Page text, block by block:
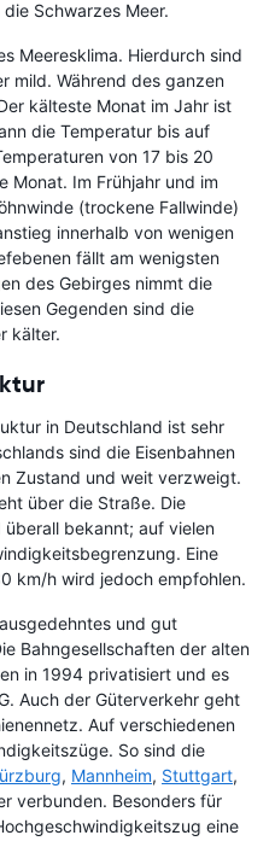
Schwarzes Meer.
Meeresklima. Hierdurch sind
mild. Während des ganzen
kälteste Monat im Jahr ist
die Temperatur bis auf
von 17 bis 20
Monat. Im Frühjahr und im
(trockene Fallwinde)
innerhalb von wenigen
fällt am wenigsten
des Gebirges nimmt die
Gegenden sind die
kälter.
in Deutschland ist sehr
sind die Eisenbahnen
Zustand und weit verzweigt.
über die Straße. Die
bekannt; auf vielen
Eine
km/h wird jedoch empfohlen.
und gut
Bahngesellschaften der alten
in 1994 privatisiert und es
Auch der Güterverkehr geht
Auf verschiedenen
So sind die
, Mannheim, Stuttgart,
verbunden. Besonders für
eine